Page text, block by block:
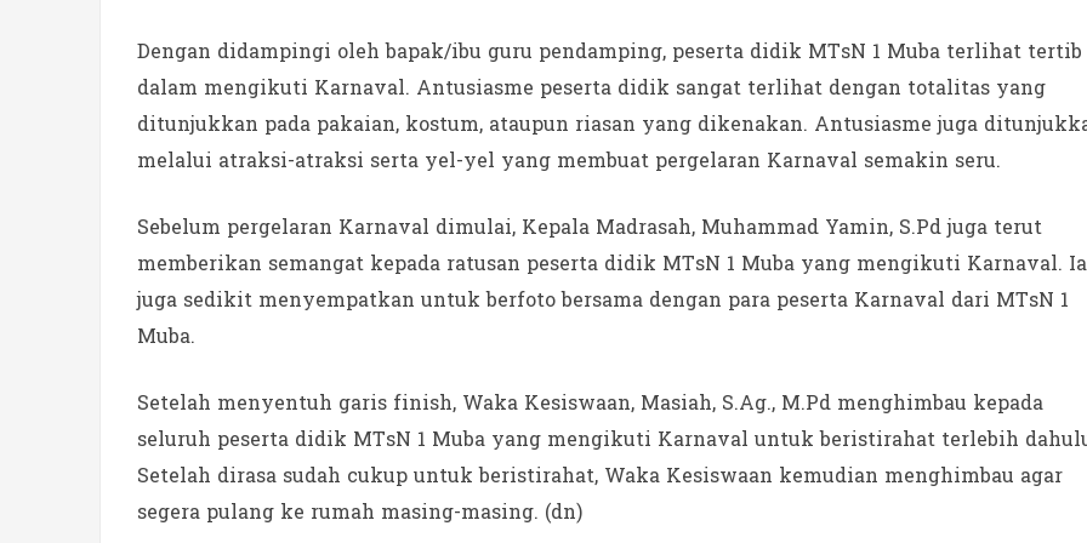
Dengan didampingi oleh bapak/ibu guru pendamping, peserta didik MTsN 1 Muba terlihat tertib
dalam mengikuti Karnaval. Antusiasme peserta didik sangat terlihat dengan totalitas yang
ditunjukkan pada pakaian, kostum, ataupun riasan yang dikenakan. Antusiasme juga
melalui atraksi-atraksi serta yel-yel yang membuat pergelaran Karnaval semakin seru.
Sebelum pergelaran Karnaval dimulai, Kepala Madrasah, Muhammad Yamin, S.Pd juga terut
memberikan semangat kepada ratusan peserta didik MTsN 1 Muba yang mengikuti Karnaval. Ia
juga sedikit menyempatkan untuk berfoto bersama dengan para peserta Karnaval dari MTsN 1
Muba.
Setelah menyentuh garis finish, Waka Kesiswaan, Masiah, S.Ag., M.Pd menghimbau kepada
seluruh peserta didik MTsN 1 Muba yang mengikuti Karnaval untuk beristirahat terlebih
Setelah dirasa sudah cukup untuk beristirahat, Waka Kesiswaan kemudian menghimbau agar
segera pulang ke rumah masing-masing. (dn)